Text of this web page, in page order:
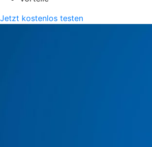
Jetzt kostenlos testen